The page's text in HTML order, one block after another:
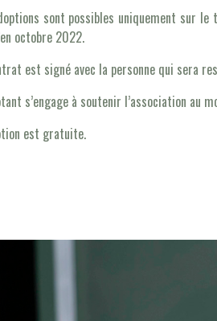
sont possibles uniquement sur
octobre 2022.
est signé avec la personne qui sera
s’engage à soutenir l’association
est gratuite.